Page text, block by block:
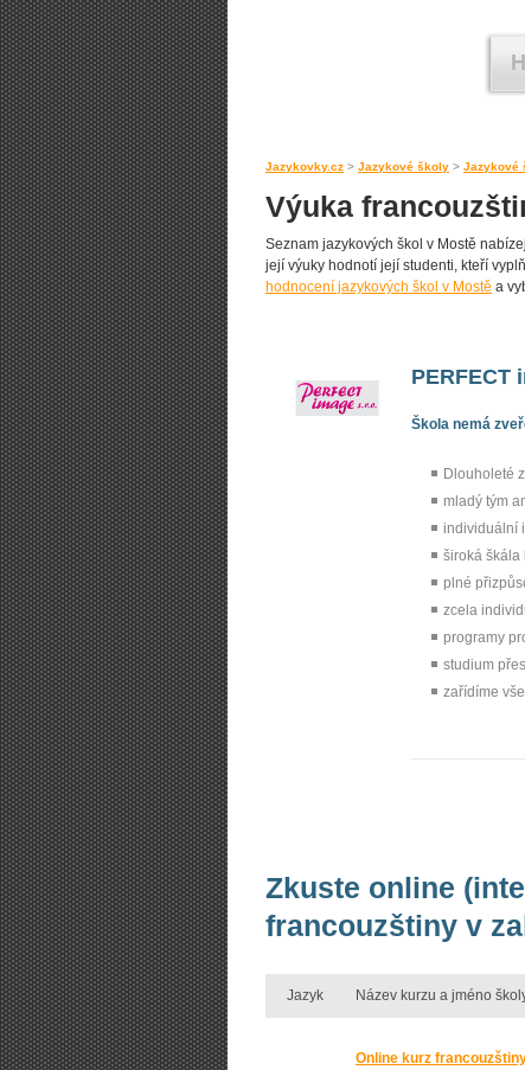
Jazykovky.cz > Jazykové školy > Jazykové
Výuka
Seznam jazykových škol v Mostě
její výuky hodnotí její studenti, kteří
hodnocení jazykových škol v Mostě a
PERFECT
Škola nemá
Dlouholeté
mladý tým
individuální
široká škála
plné
zcela
programy
studium
zařídíme
Zkuste online
francouzštiny v
Jazyk Název kurzu a jméno
Online kurz